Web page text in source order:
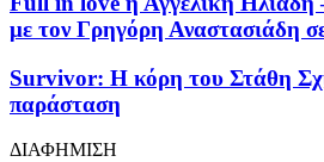
με τον Γρηγόρη Αναστασιάδη
Survivor: Η κόρη του Στάθη
παράσταση
ΔΙΑΦΗΜΙΣΗ